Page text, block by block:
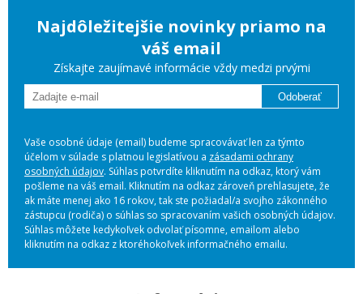
Najdôležitejšie novinky priamo na
váš email
Získajte zaujímavé informácie vždy medzi prvými
Odoberať
Vaše osobné údaje (email) budeme spracovávať len za týmto
účelom v súlade s platnou legislatívou a zásadami ochrany
osobných údajov. Súhlas potvrdíte kliknutím na odkaz, ktorý vám
pošleme na váš email. Kliknutím na odkaz zároveň prehlasujete, že
ak máte menej ako 16 rokov, tak ste požiadal/a svojho zákonného
zástupcu (rodiča) o súhlas so spracovaním vašich osobných údajov.
Súhlas môžete kedykoľvek odvolať písomne, emailom alebo
kliknutím na odkaz z ktoréhokoľvek informačného emailu.